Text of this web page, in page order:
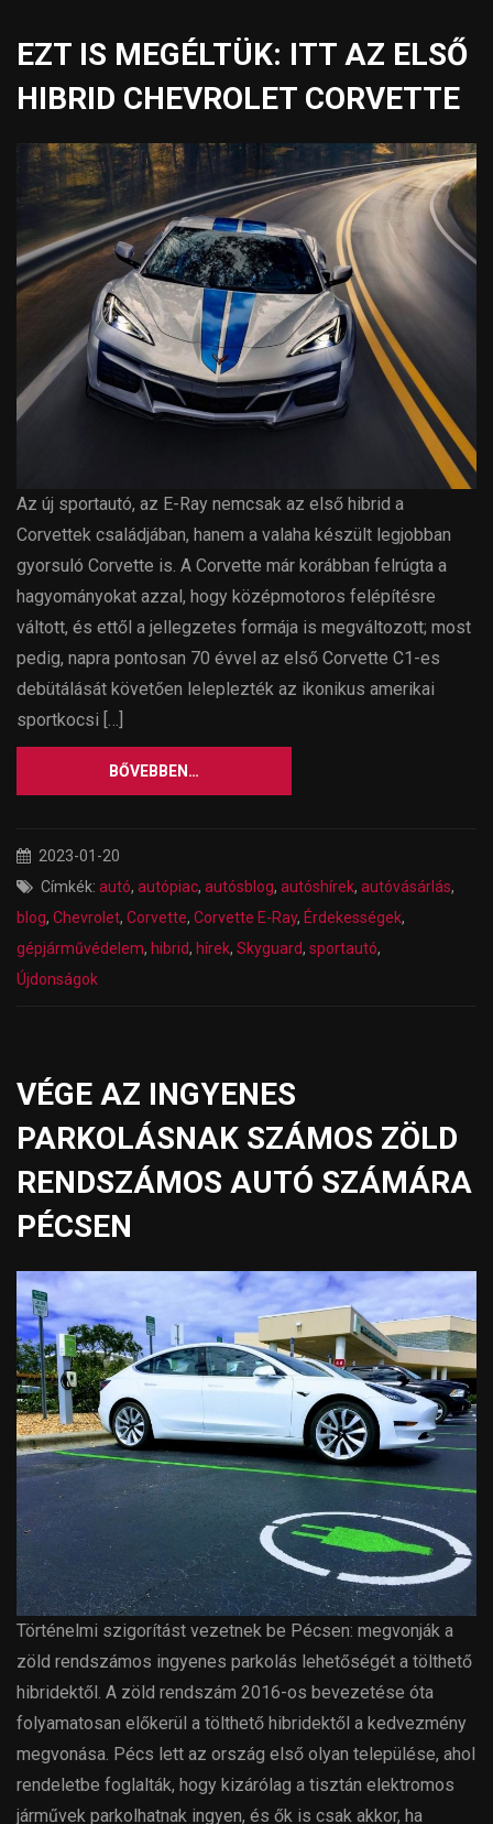
EZT IS MEGÉLTÜK: ITT AZ ELSŐ
HIBRID CHEVROLET CORVETTE
Az új sportautó, az E-Ray nemcsak az első hibrid a
Corvettek családjában, hanem a valaha készült legjobban
gyorsuló Corvette is. A Corvette már korábban felrúgta a
hagyományokat azzal, hogy középmotoros felépítésre
váltott, és ettől a jellegzetes formája is megváltozott; most
pedig, napra pontosan 70 évvel az első Corvette C1-es
debütálását követően leleplezték az ikonikus amerikai
sportkocsi […]
BŐVEBBEN…
2023-01-20
Címkék: autó, autópiac, autósblog, autóshírek, autóvásárlás,
blog, Chevrolet, Corvette, Corvette E-Ray, Érdekességek,
gépjárművédelem, hibrid, hírek, Skyguard, sportautó,
Újdonságok
VÉGE AZ INGYENES
PARKOLÁSNAK SZÁMOS ZÖLD
RENDSZÁMOS AUTÓ SZÁMÁRA
PÉCSEN
Történelmi szigorítást vezetnek be Pécsen: megvonják a
zöld rendszámos ingyenes parkolás lehetőségét a tölthető
hibridektől. A zöld rendszám 2016-os bevezetése óta
folyamatosan előkerül a tölthető hibridektől a kedvezmény
megvonása. Pécs lett az ország első olyan települése, ahol
rendeletbe foglalták, hogy kizárólag a tisztán elektromos
járművek parkolhatnak ingyen, és ők is csak akkor, ha